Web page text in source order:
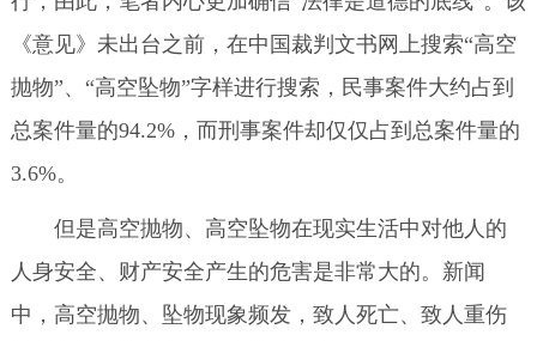
《意见》未出台之前，在中国裁判文书网上搜索“高空
抛物”、“高空坠物”字样进行搜索，民事案件大约占到
总案件量的94.2%，而刑事案件却仅仅占到总案件量的
3.6%。
但是高空抛物、高空坠物在现实生活中对他人的
人身安全、财产安全产生的危害是非常大的。新闻
中，高空抛物、坠物现象频发，致人死亡、致人重伤